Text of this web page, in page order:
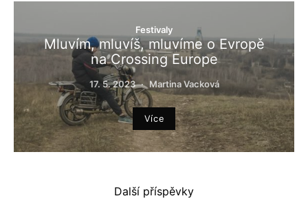
Festivaly
Mluvím, mluvíš, mluvíme o Evropě
na Crossing Europe
17. 5. 2023 Martina Vacková
Více
Další příspěvky